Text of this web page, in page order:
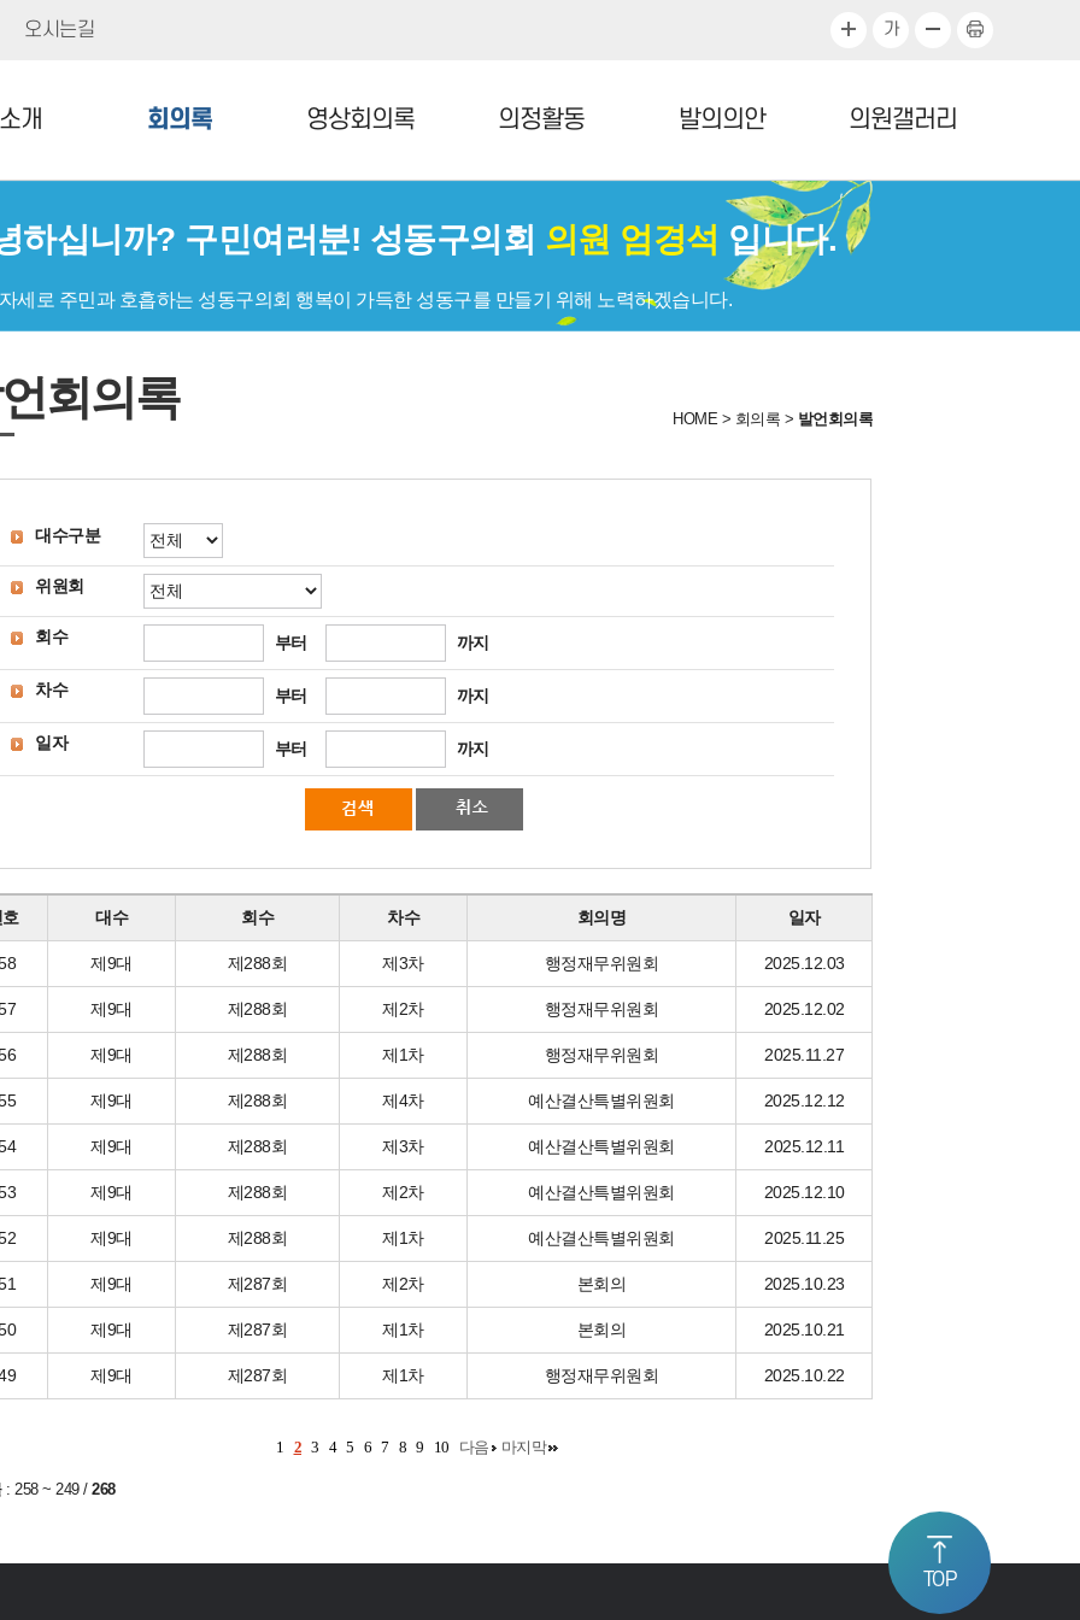
오시는길 가
개 회의록 영상회의록 의정활동 발의의안 의원갤러리
하십니까? 구민여러분! 성동구의회 의원 엄경석 입니다.
세로 주민과 호흡하는 성동구의회 행복이 가득한 성동구를 만들기 위해 노력하겠습니다.
회의록 HOME> 회의록 > 발언회의록
대수구분
위원회
회수 부터 까지
차수 부터 까지
일자 부터 까지
대수 회수 차수 회의명 일자
제9대 제288회 제3차 행정재무위원회 2025.12.03
제9대 제288회 제2차 행정재무위원회 2025.12.02
제9대 제288회 제1차 행정재무위원회 2025.11.27
제9대 제288회 제4차 예산결산특별위원회 2025.12.12
제9대 제288회 제3차 예산결산특별위원회 2025.12.11
제9대 제288회 제2차 예산결산특별위원회 2025.12.10
제9대 제288회 제1차 예산결산특별위원회 2025.11.25
제9대 제287회 제2차 본회의 2025.10.23
제9대 제287회 제1차 본회의 2025.10.21
제9대 제287회 제1차 행정재무위원회 2025.10.22
1 2 3 4 5 6 7 8 9 10 다음 마지막
: 258 ~ 249/ 268
TOP